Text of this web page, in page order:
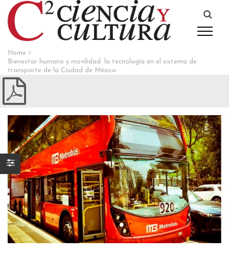
Home
Bienestar humano y movilidad: la tecnología en el sistema de
transporte de la Ciudad de México